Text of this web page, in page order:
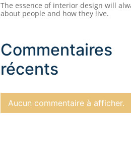
The essence of interior design will
about people and how they live.
Commentaires
récents
Aucun commentaire à afficher.